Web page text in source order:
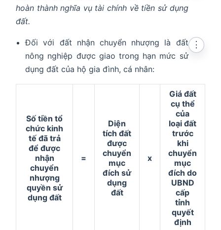
hoàn thành nghĩa vụ tài chính về tiền sử dụng
đất.
Đối với đất nhận chuyển nhượng là đất
nông nghiệp được giao trong hạn mức sử
dụng đất của hộ gia đình, cá nhân:
⋮
Số tiền tổ
chức kinh
tế đã trả
để được
nhận
chuyển
nhượng
quyền sử
dụng đất
=
Diện
tích đất
được
chuyển
mục
đích sử
dụng
đất
x
Giá đất
cụ thể
của
loại đất
trước
khi
chuyển
mục
đích do
UBND
cấp
tỉnh
quyết
định